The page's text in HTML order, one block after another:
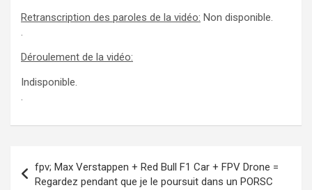
Retranscription des paroles de la vidéo: Non disponible.
.
Déroulement de la vidéo:
Indisponible.
.
de
fpv; Max Verstappen + Red Bull F1 Car + FPV Drone =
Regardez pendant que je le poursuit dans un PORSC